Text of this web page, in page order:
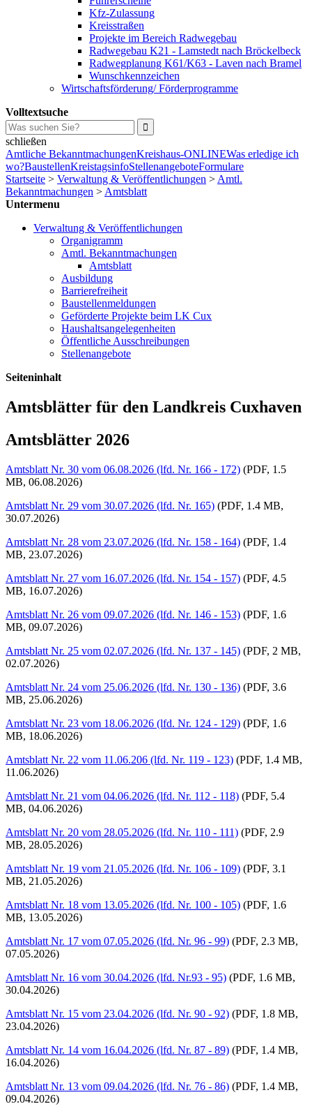
Kfz-Zulassung
Kreisstraßen
Projekte im Bereich Radwegebau
Radwegebau K21 - Lamstedt nach Bröckelbeck
Radwegplanung K61/K63 - Laven nach Bramel
Wunschkennzeichen
Wirtschaftsförderung/ Förderprogramme
Volltextsuche
schließen
Amtliche BekanntmachungenKreishaus-ONLINEWas erledige ich
wo?BaustellenKreistagsinfoStellenangeboteFormulare
Startseite > Verwaltung & Veröffentlichungen > Amtl.
Bekanntmachungen > Amtsblatt
Untermenu
Verwaltung & Veröffentlichungen
Organigramm
Amtl. Bekanntmachungen
Amtsblatt
Ausbildung
Barrierefreiheit
Baustellenmeldungen
Geförderte Projekte beim LK Cux
Haushaltsangelegenheiten
Öffentliche Ausschreibungen
Stellenangebote
Seiteninhalt
Amtsblätter für den Landkreis Cuxhaven
Amtsblätter 2026
Amtsblatt Nr. 30 vom 06.08.2026 (lfd. Nr. 166 - 172) (PDF, 1.5
MB, 06.08.2026)
Amtsblatt Nr. 29 vom 30.07.2026 (lfd. Nr. 165) (PDF, 1.4 MB,
30.07.2026)
Amtsblatt Nr. 28 vom 23.07.2026 (lfd. Nr. 158 - 164) (PDF, 1.4
MB, 23.07.2026)
Amtsblatt Nr. 27 vom 16.07.2026 (lfd. Nr. 154 - 157) (PDF, 4.5
MB, 16.07.2026)
Amtsblatt Nr. 26 vom 09.07.2026 (lfd. Nr. 146 - 153) (PDF, 1.6
MB, 09.07.2026)
Amtsblatt Nr. 25 vom 02.07.2026 (lfd. Nr. 137 - 145) (PDF, 2 MB,
02.07.2026)
Amtsblatt Nr. 24 vom 25.06.2026 (lfd. Nr. 130 - 136) (PDF, 3.6
MB, 25.06.2026)
Amtsblatt Nr. 23 vom 18.06.2026 (lfd. Nr. 124 - 129) (PDF, 1.6
MB, 18.06.2026)
Amtsblatt Nr. 22 vom 11.06.206 (lfd. Nr. 119 - 123) (PDF, 1.4 MB,
11.06.2026)
Amtsblatt Nr. 21 vom 04.06.2026 (lfd. Nr. 112 - 118) (PDF, 5.4
MB, 04.06.2026)
Amtsblatt Nr. 20 vom 28.05.2026 (lfd. Nr. 110 - 111) (PDF, 2.9
MB, 28.05.2026)
Amtsblatt Nr. 19 vom 21.05.2026 (lfd. Nr. 106 - 109) (PDF, 3.1
MB, 21.05.2026)
Amtsblatt Nr. 18 vom 13.05.2026 (lfd. Nr. 100 - 105) (PDF, 1.6
MB, 13.05.2026)
Amtsblatt Nr. 17 vom 07.05.2026 (lfd. Nr. 96 - 99) (PDF, 2.3 MB,
07.05.2026)
Amtsblatt Nr. 16 vom 30.04.2026 (lfd. Nr.93 - 95) (PDF, 1.6 MB,
30.04.2026)
Amtsblatt Nr. 15 vom 23.04.2026 (lfd. Nr. 90 - 92) (PDF, 1.8 MB,
23.04.2026)
Amtsblatt Nr. 14 vom 16.04.2026 (lfd. Nr. 87 - 89) (PDF, 1.4 MB,
16.04.2026)
Amtsblatt Nr. 13 vom 09.04.2026 (lfd. Nr. 76 - 86) (PDF, 1.4 MB,
09.04.2026)